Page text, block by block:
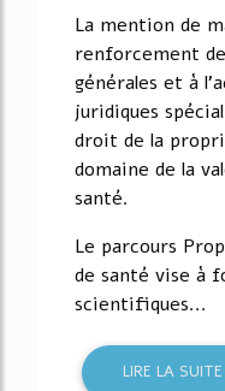
La mention de
renforcement
générales et à
juridiques
droit de la
domaine de la
santé.
Le parcours
de santé vise à
scientifiques...
LIRE LA SUITE